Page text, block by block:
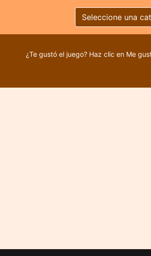
Seleccione una
¿Te gustó el juego? Haz clic en Me